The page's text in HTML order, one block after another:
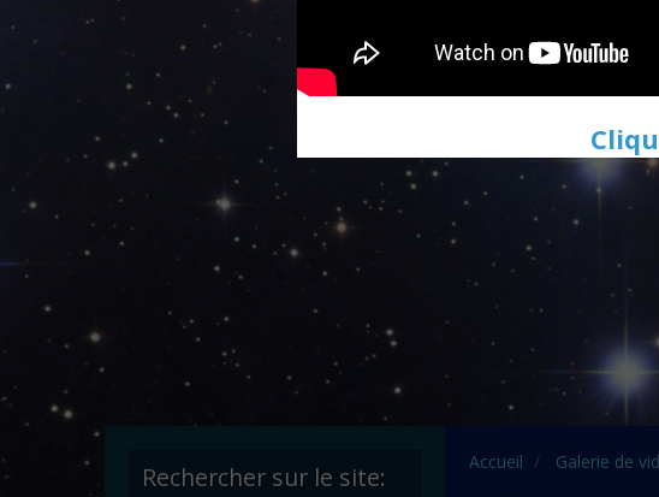
Accueil Galerie de
Rechercher sur le site: